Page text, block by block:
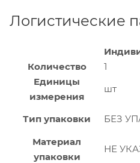
Логистические
Количество
1
Единицы
измерения
шт
Тип упаковки БЕЗ
Материал
упаковки
НЕ